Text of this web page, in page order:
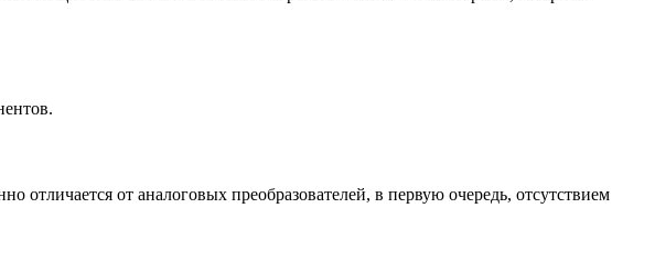
от аналоговых преобразователей, в первую очередь, отсутствием